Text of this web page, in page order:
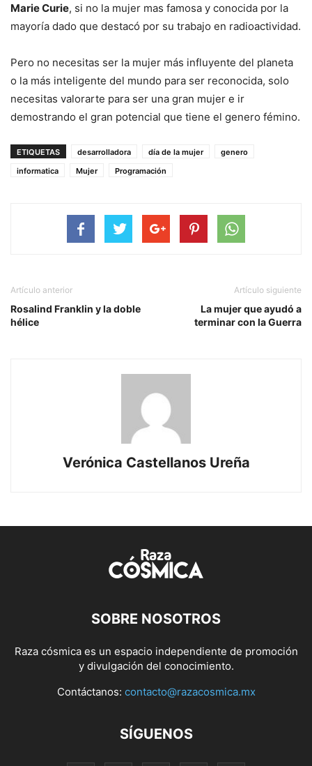
Marie Curie, si no la mujer mas famosa y conocida por la
mayoría dado que destacó por su trabajo en radioactividad.
Pero no necesitas ser la mujer más influyente del planeta
o la más inteligente del mundo para ser reconocida, solo
necesitas valorarte para ser una gran mujer e ir
demostrando el gran potencial que tiene el genero fémino.
ETIQUETAS desarrolladora día de la mujer
genero
informatica
Mujer Programación
Artículo anterior
Rosalind Franklin y la doble
hélice
Artículo siguiente
La mujer que ayudó a
terminar con la Guerra
Verónica Castellanos Ureña
SOBRE NOSOTROS
Raza cósmica es un espacio independiente de promoción
y divulgación del conocimiento.
Contáctanos: contacto@razacosmica.mx
SÍGUENOS